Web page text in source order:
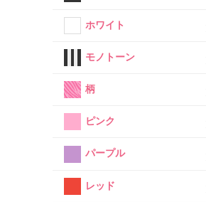
ホワイト
モノトーン
柄
ピンク
パープル
レッド